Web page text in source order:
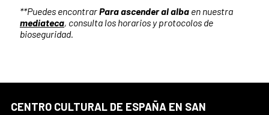
**Puedes encontrarPara ascender al alba en nuestra
mediateca, consulta los horarios y protocolos de
bioseguridad.
CENTRO CULTURAL DE ESPAÑA EN SAN